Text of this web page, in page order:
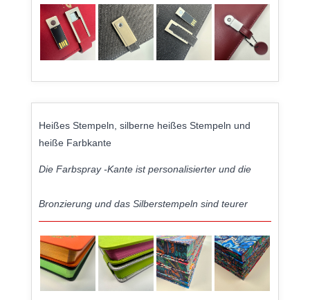
Heißes Stempeln, silberne heißes Stempeln und
heiße Farbkante
Die Farbspray -Kante ist personalisierter und die
Bronzierung und das Silberstempeln sind teurer